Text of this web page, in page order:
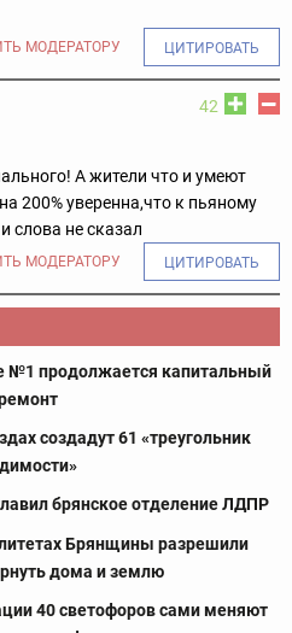
МОДЕРАТОРУ ЦИТИРОВАТЬ
42
А жители что и умеют
200% уверенна,что к пьяному
слова не сказал
МОДЕРАТОРУ ЦИТИРОВАТЬ
№1 продолжается капитальный
создадут 61 «треугольник
брянское отделение ЛДПР
Брянщины разрешили
дома и землю
40 светофоров сами меняют